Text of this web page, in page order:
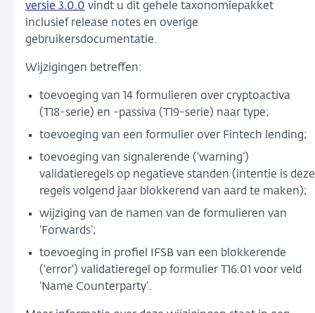
versie 3.0.0 vindt u dit gehele taxonomiepakket
inclusief release notes en overige
gebruikersdocumentatie.
Wijzigingen betreffen:
toevoeging van 14 formulieren over cryptoactiva
(T18-serie) en -passiva (T19-serie) naar type;
toevoeging van een formulier over Fintech lending;
toevoeging van signalerende (‘warning’)
validatieregels op negatieve standen (intentie is deze
regels volgend jaar blokkerend van aard te maken);
wijziging van de namen van de formulieren van
‘Forwards’;
toevoeging in profiel IFSB van een blokkerende
('error') validatieregel op formulier T16.01 voor veld
‘Name Counterparty’.